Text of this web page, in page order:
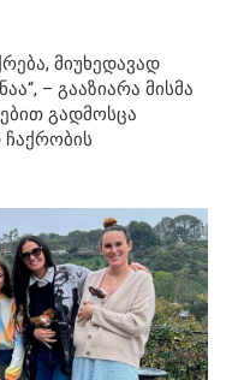
მიუხედავად
– გააზიარა მისმა
გადმოსცა
ჩაქრობის